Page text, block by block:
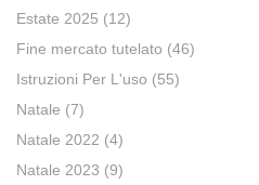
Estate 2025 (12)
Fine mercato tutelato (46)
Istruzioni Per L'uso (55)
Natale (7)
Natale 2022 (4)
Natale 2023 (9)